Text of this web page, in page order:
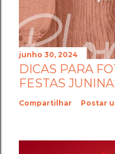
junho 30, 2024
DICAS PARA
FESTAS
Compartilhar Postar